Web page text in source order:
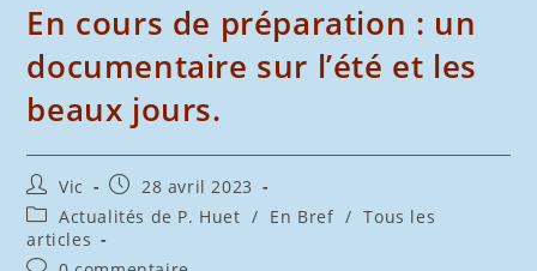
En cours de préparation : un
documentaire sur l’été et les
beaux jours.
Auteur/autrice
de
la
publication :
Vic
Publication
publiée :
28 avril 2023
Post
category:
Actualités de P. Huet / En Bref / Tous les
articles